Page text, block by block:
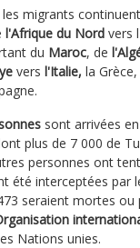
migrants
l'Afrique du Nord vers
du Maroc, de
vers l'Italie, la
sont arrivées
plus de 7 000 de
personnes ont
été interceptées par
seraient mortes ou
Nations unies.